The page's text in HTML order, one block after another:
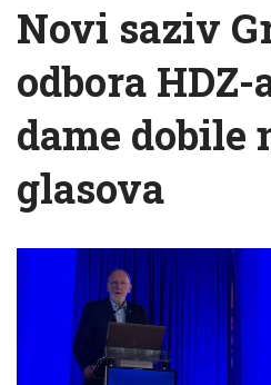
Novi saziv
odbora
dame dobile
glasova